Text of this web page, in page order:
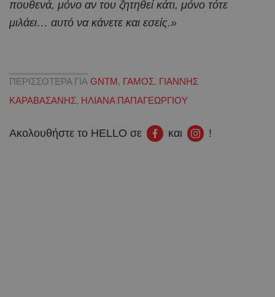
πουθενά, μόνο αν του ζητηθεί κάτι, μόνο τότε
μιλάει… αυτό να κάνετε και εσείς.»
ΠΕΡΙΣΣΟΤΕΡΑ ΓΙΑ GNTM, ΓΑΜΟΣ, ΓΙΑΝΝΗΣ
ΚΑΡΑΒΑΣΑΝΗΣ, ΗΛΙΑΝΑ ΠΑΠΑΓΕΩΡΓΙΟΥ
Ακολουθήστε το HELLO σε και !